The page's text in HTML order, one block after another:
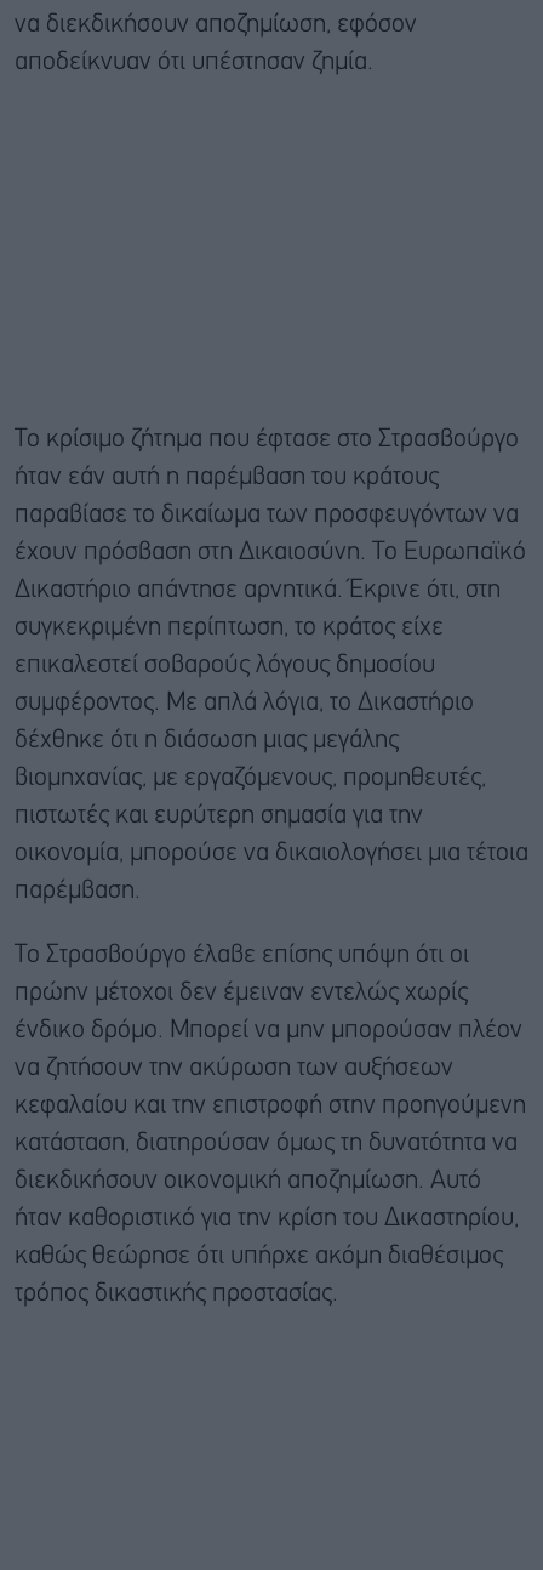
να διεκδικήσουν αποζημίωση, εφόσον
αποδείκνυαν ότι υπέστησαν ζημία.
Το κρίσιμο ζήτημα που έφτασε στο Στρασβούργο
ήταν εάν αυτή η παρέμβαση του κράτους
παραβίασε το δικαίωμα των προσφευγόντων να
έχουν πρόσβαση στη Δικαιοσύνη. Το Ευρωπαϊκό
Δικαστήριο απάντησε αρνητικά. Έκρινε ότι, στη
συγκεκριμένη περίπτωση, το κράτος είχε
επικαλεστεί σοβαρούς λόγους δημοσίου
συμφέροντος. Με απλά λόγια, το Δικαστήριο
δέχθηκε ότι η διάσωση μιας μεγάλης
βιομηχανίας, με εργαζόμενους, προμηθευτές,
πιστωτές και ευρύτερη σημασία για την
οικονομία, μπορούσε να δικαιολογήσει μια τέτοια
παρέμβαση.
Το Στρασβούργο έλαβε επίσης υπόψη ότι οι
πρώην μέτοχοι δεν έμειναν εντελώς χωρίς
ένδικο δρόμο. Μπορεί να μην μπορούσαν πλέον
να ζητήσουν την ακύρωση των αυξήσεων
κεφαλαίου και την επιστροφή στην προηγούμενη
κατάσταση, διατηρούσαν όμως τη δυνατότητα να
διεκδικήσουν οικονομική αποζημίωση. Αυτό
ήταν καθοριστικό για την κρίση του Δικαστηρίου,
καθώς θεώρησε ότι υπήρχε ακόμη διαθέσιμος
τρόπος δικαστικής προστασίας.